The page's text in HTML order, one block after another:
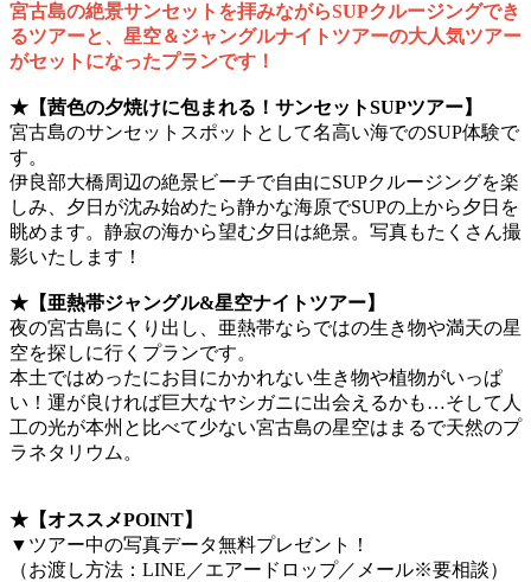
宮古島の絶景サンセットを拝みながらSUPクルージングでき
るツアーと、星空＆ジャングルナイトツアーの大人気ツアー
がセットになったプランです！
★【茜色の夕焼けに包まれる！サンセットSUPツアー】
宮古島のサンセットスポットとして名高い海でのSUP体験で
す。
伊良部大橋周辺の絶景ビーチで自由にSUPクルージングを楽
しみ、夕日が沈み始めたら静かな海原でSUPの上から夕日を
眺めます。静寂の海から望む夕日は絶景。写真もたくさん撮
影いたします！
★【亜熱帯ジャングル&星空ナイトツアー】
夜の宮古島にくり出し、亜熱帯ならではの生き物や満天の星
空を探しに行くプランです。
本土ではめったにお目にかかれない生き物や植物がいっぱ
い！運が良ければ巨大なヤシガニに出会えるかも…そして人
工の光が本州と比べて少ない宮古島の星空はまるで天然のプ
ラネタリウム。
★【オススメPOINT】
▼ツアー中の写真データ無料プレゼント！
（お渡し方法：LINE／エアードロップ／メール※要相談）